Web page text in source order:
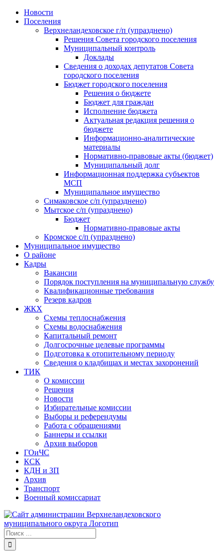
Skip
Новости
Поселения
Верхнеландеховское г/п (упразднено)
Решения Совета городского поселения
Муниципальный контроль
Доклады
Сведения о доходах депутатов Совета
городского поселения
Бюджет городского поселения
Решения о бюджете
Бюджет для граждан
Исполнение бюджета
Актуальная редакция решения о
бюджете
Информационно-аналитические
материалы
Нормативно-правовые акты (бюджет)
Муниципальный долг
Информационная поддержка субъектов
МСП
Муниципальное имущество
Симаковское с/п (упразднено)
Мытское с/п (упразднено)
Бюджет
Нормативно-правовые акты
Кромское с/п (упразднено)
Муниципальное имущество
О районе
Кадры
Вакансии
Порядок поступления на муниципальную службу
Квалификационные требования
Резерв кадров
ЖКХ
Схемы теплоснабжения
Схемы водоснабжения
Капитальный ремонт
Долгосрочные целевые программы
Подготовка к отопительному периоду
Сведения о кладбищах и местах захоронений
ТИК
О комиссии
Решения
Новости
Избирательные комиссии
Выборы и референдумы
Работа с обращениями
Баннеры и ссылки
Архив выборов
ГОиЧС
КСК
КДН и ЗП
Архив
Транспорт
Военный комиссариат
Результат
поиска: